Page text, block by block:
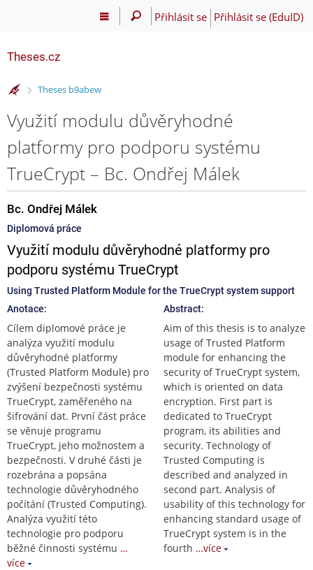
Přihlásit se Přihlásit se (EduID)
Theses.cz
>
Theses b9abew
Využití modulu důvěryhodné
platformy pro podporu systému
TrueCrypt – Bc. Ondřej Málek
Bc. Ondřej Málek
Diplomová práce
Využití modulu důvěryhodné platformy pro
podporu systému TrueCrypt
Using Trusted Platform Module for the TrueCrypt system support
Anotace:
Cílem diplomové práce je
analýza využití modulu
důvěryhodné platformy
(Trusted Platform Module) pro
zvýšení bezpečnosti systému
TrueCrypt, zaměřeného na
šifrování dat. První část práce
se věnuje programu
TrueCrypt, jeho možnostem a
bezpečnosti. V druhé části je
rozebrána a popsána
technologie důvěryhodného
počítání (Trusted Computing).
Analýza využití této
technologie pro podporu
běžné činnosti systému …
více
Abstract:
Aim of this thesis is to analyze
usage of Trusted Platform
module for enhancing the
security of TrueCrypt system,
which is oriented on data
encryption. First part is
dedicated to TrueCrypt
program, its abilities and
security. Technology of
Trusted Computing is
described and analyzed in
second part. Analysis of
usability of this technology for
enhancing standard usage of
TrueCrypt system is in the
fourth …více